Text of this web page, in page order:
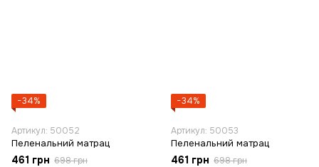
−34%
Артикул: 50052
Пеленальний матрац
461 грн 698 грн
−34%
Артикул: 50053
Пеленальний матрац
461 грн 698 грн